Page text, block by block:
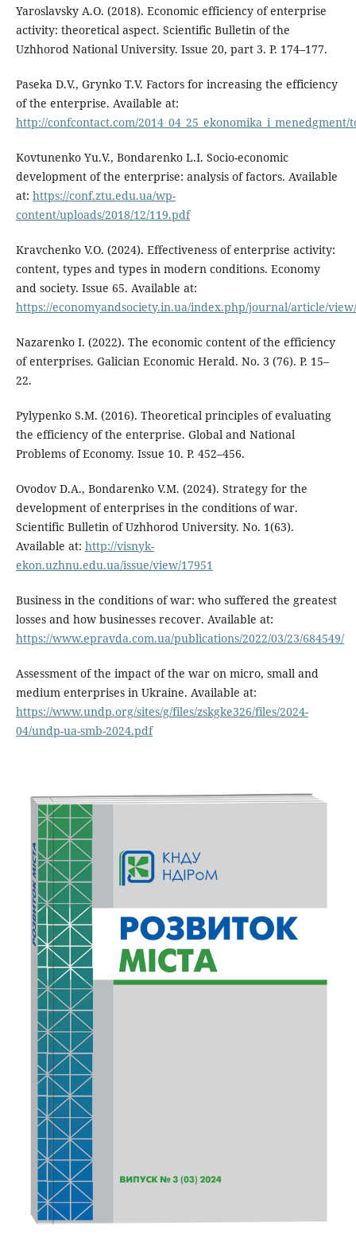
Yaroslavsky A.O. (2018). Economic efficiency of enterprise
activity: theoretical aspect. Scientific Bulletin of the
Uzhhorod National University. Issue 20, part 3. P. 174–177.
Paseka D.V., Grynko T.V. Factors for increasing the efficiency
of the enterprise. Available at:
http://confcontact.com/2014_04_25_ekonomika_i_menedgment/
Kovtunenko Yu.V., Bondarenko L.I. Socio-economic
development of the enterprise: analysis of factors. Available
at: https://conf.ztu.edu.ua/wp-
content/uploads/2018/12/119.pdf
Kravchenko V.O. (2024). Effectiveness of enterprise activity:
content, types and types in modern conditions. Economy
and society. Issue 65. Available at:
https://economyandsociety.in.ua/index.php/journal/article/
Nazarenko I. (2022). The economic content of the efficiency
of enterprises. Galician Economic Herald. No. 3 (76). P. 15–
22.
Pylypenko S.M. (2016). Theoretical principles of evaluating
the efficiency of the enterprise. Global and National
Problems of Economy. Issue 10. P. 452–456.
Ovodov D.A., Bondarenko V.M. (2024). Strategy for the
development of enterprises in the conditions of war.
Scientific Bulletin of Uzhhorod University. No. 1(63).
Available at: http://visnyk-
ekon.uzhnu.edu.ua/issue/view/17951
Business in the conditions of war: who suffered the greatest
losses and how businesses recover. Available at:
https://www.epravda.com.ua/publications/2022/03/23/684549/
Assessment of the impact of the war on micro, small and
medium enterprises in Ukraine. Available at:
https://www.undp.org/sites/g/files/zskgke326/files/2024-
04/undp-ua-smb-2024.pdf